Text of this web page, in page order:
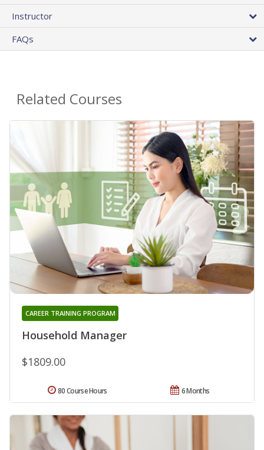
Instructor
FAQs
Related Courses
Household Manager
CAREER TRAINING PROGRAM
$1809.00
6 Months
80 Course Hours